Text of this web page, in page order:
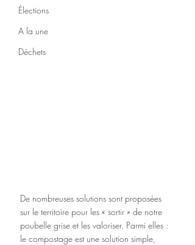
Élections
A la une
Déchets
De nombreuses solutions sont proposées
sur le territoire pour les « sortir » de notre
poubelle grise et les valoriser. Parmi elles :
le compostage est une solution simple,